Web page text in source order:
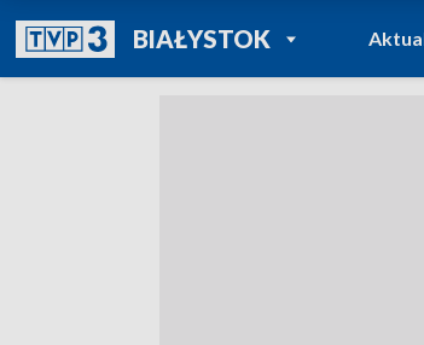
BIAŁYSTOKPOWRÓT DO
TVP REGIONY